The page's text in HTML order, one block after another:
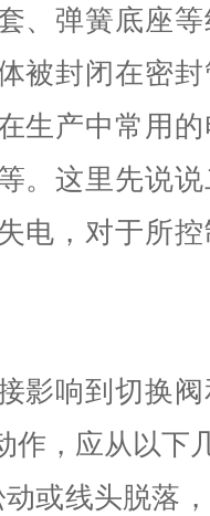
、弹簧底座
被封闭在密
生产中常用
。这里先说
电，对于所
影响到切换
作，应从以下
或线头脱落